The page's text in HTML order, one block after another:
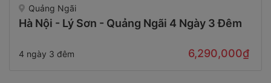
Quảng Ngãi
Hà Nội - Lý Sơn - Quảng Ngãi 4 Ngày 3 Đêm
4 ngày 3 đêm 6,290,000₫